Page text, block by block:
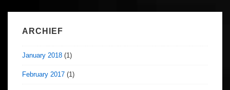
ARCHIEF
January 2018 (1)
February 2017 (1)